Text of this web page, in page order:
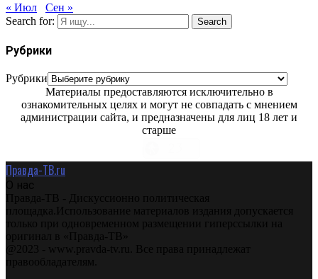
« Июл
Сен »
Search for:
Search
Рубрики
Рубрики
Материалы предоставляются исключительно в
ознакомительных целях и могут не совпадать с мнением
администрации сайта, и предназначены для лиц 18 лет и
старше
Правда-ТВ.ru
О нас
Правда-ТВ - Дискуссионно политическая
площадка.Использование материалов издания допускается
только при одновременном размещении гиперссылки на
оригинал в «Правда-ТВ»
@2023 - www.pravda-tv.ru. Все права принадлежат
правообладателям.